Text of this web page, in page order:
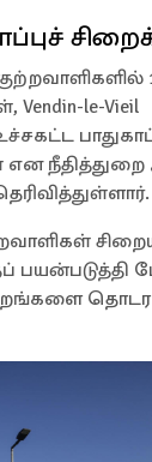
le-Vieil
என